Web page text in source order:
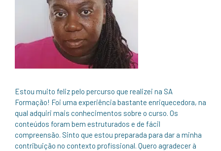
Estou muito feliz pelo percurso que realizei na SA
Formação! Foi uma experiência bastante enriquecedora, na
qual adquiri mais conhecimentos sobre o curso. Os
conteúdos foram bem estruturados e de fácil
compreensão. Sinto que estou preparada para dar a minha
contribuição no contexto profissional. Quero agradecer à